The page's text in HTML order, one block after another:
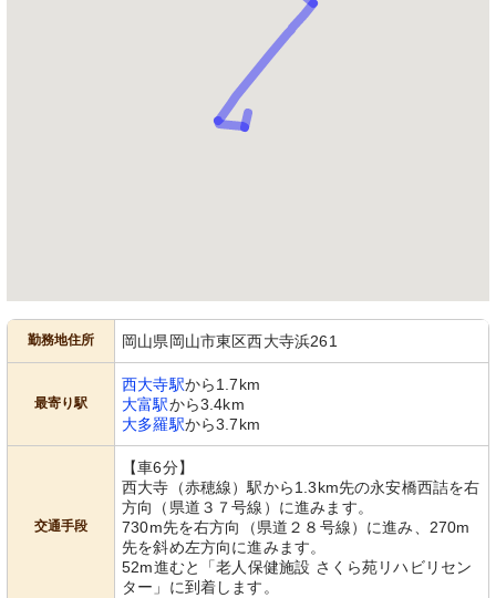
勤務地住所 岡山県岡山市東区西大寺浜261
最寄り駅
西大寺駅から1.7km
大富駅から3.4km
大多羅駅から3.7km
交通手段
【車6分】
西大寺（赤穂線）駅から1.3km先の永安橋西詰を右
方向（県道３７号線）に進みます。
730m先を右方向（県道２８号線）に進み、270m
先を斜め左方向に進みます。
52m進むと「老人保健施設 さくら苑リハビリセン
ター」に到着します。